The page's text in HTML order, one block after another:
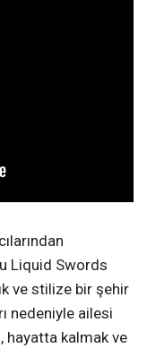
Liquid Swords
ve stilize bir şehir
nedeniyle ailesi
hayatta kalmak ve